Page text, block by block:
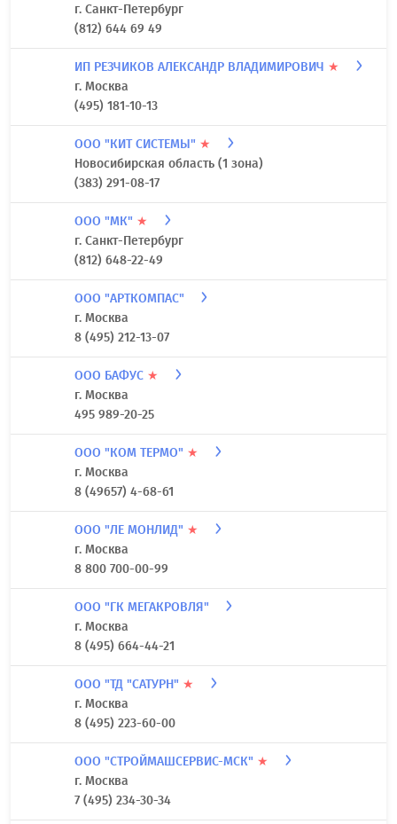
г. Санкт-Петербург
(812) 644 69 49
ИП РЕЗЧИКОВ АЛЕКСАНДР ВЛАДИМИРОВИЧ ★
г. Москва
(495) 181-10-13
ООО "КИТ СИСТЕМЫ" ★
Новосибирская область (1 зона)
(383) 291-08-17
ООО "МК" ★
г. Санкт-Петербург
(812) 648-22-49
ООО "АРТКОМПАС"
г. Москва
8 (495) 212-13-07
ООО БАФУС ★
г. Москва
495 989-20-25
ООО "КОМ ТЕРМО" ★
г. Москва
8 (49657) 4-68-61
ООО "ЛЕ МОНЛИД" ★
г. Москва
8 800 700-00-99
ООО "ГК МЕГАКРОВЛЯ"
г. Москва
8 (495) 664-44-21
ООО "ТД "САТУРН" ★
г. Москва
8 (495) 223-60-00
ООО "СТРОЙМАШСЕРВИС-МСК" ★
г. Москва
7 (495) 234-30-34